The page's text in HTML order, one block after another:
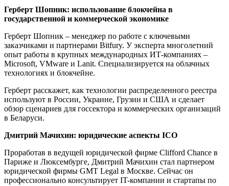
Герберт Шопник: использование блокчейна в
государственной и коммерческой экономике
Герберт Шопник – менеджер по работе с ключевыми
заказчиками и партнерами Bitfury. У эксперта многолетний
опыт работы в крупных международных ИТ-компаниях –
Microsoft, VMware и Lanit. Специализируется на облачных
технологиях и блокчейне.
Герберт расскажет, как технологии распределенного реестра
используют в России, Украине, Грузии и США и сделает
обзор сценариев для госсектора и коммерческих организаций
в Беларуси.
Дмитрий Мачихин: юридические аспекты ICO
Проработав в ведущей юридической фирме Clifford Chance в
Париже и Люксембурге, Дмитрий Мачихин стал партнером
юридической фирмы GMT Legal в Москве. Сейчас он
профессионально консультирует IT-компании и стартапы по